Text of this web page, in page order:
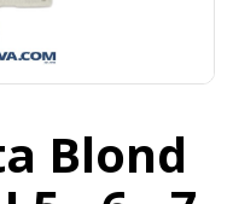
Blond